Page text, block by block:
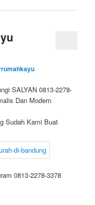
SALYAN 0813-2278-
Dan Modern
Sudah Kami Buat
0813-2278-3378